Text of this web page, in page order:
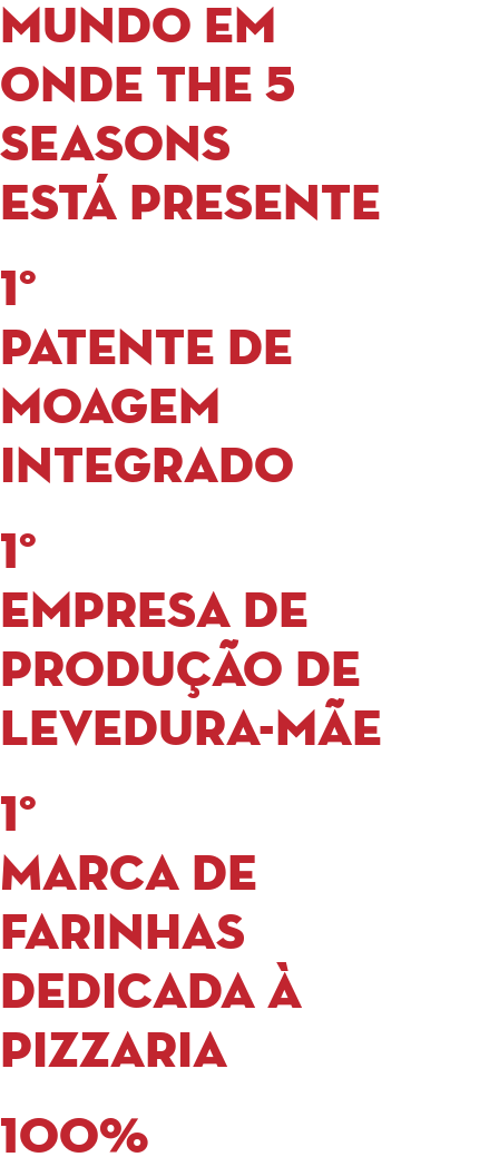
mundo em
onde The 5
Seasons
está presente
1°
Patente de
moagem
Integrado
1°
Empresa de
produção de
levedura-mãe
1°
Marca de
farinhas
dedicada à
Pizzaria
100%